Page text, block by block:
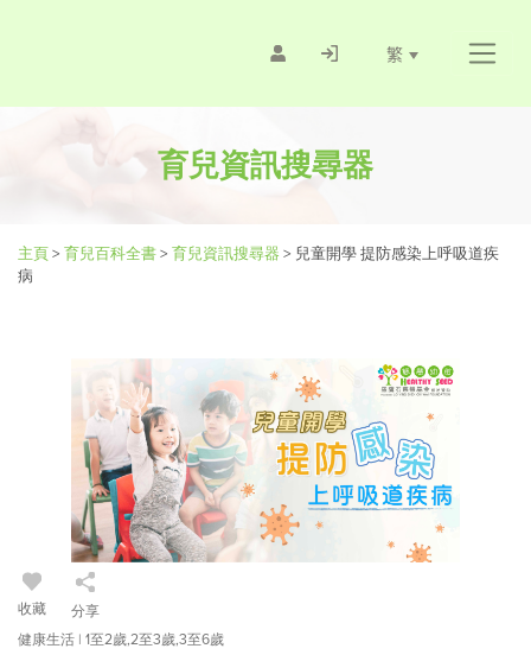
繁
育兒資訊搜尋器
主頁> 育兒百科全書> 育兒資訊搜尋器 > 兒童開學 提防感染上呼吸道疾
病
收藏
分享
健康生活 | 1至2歲,2至3歲,3至6歲